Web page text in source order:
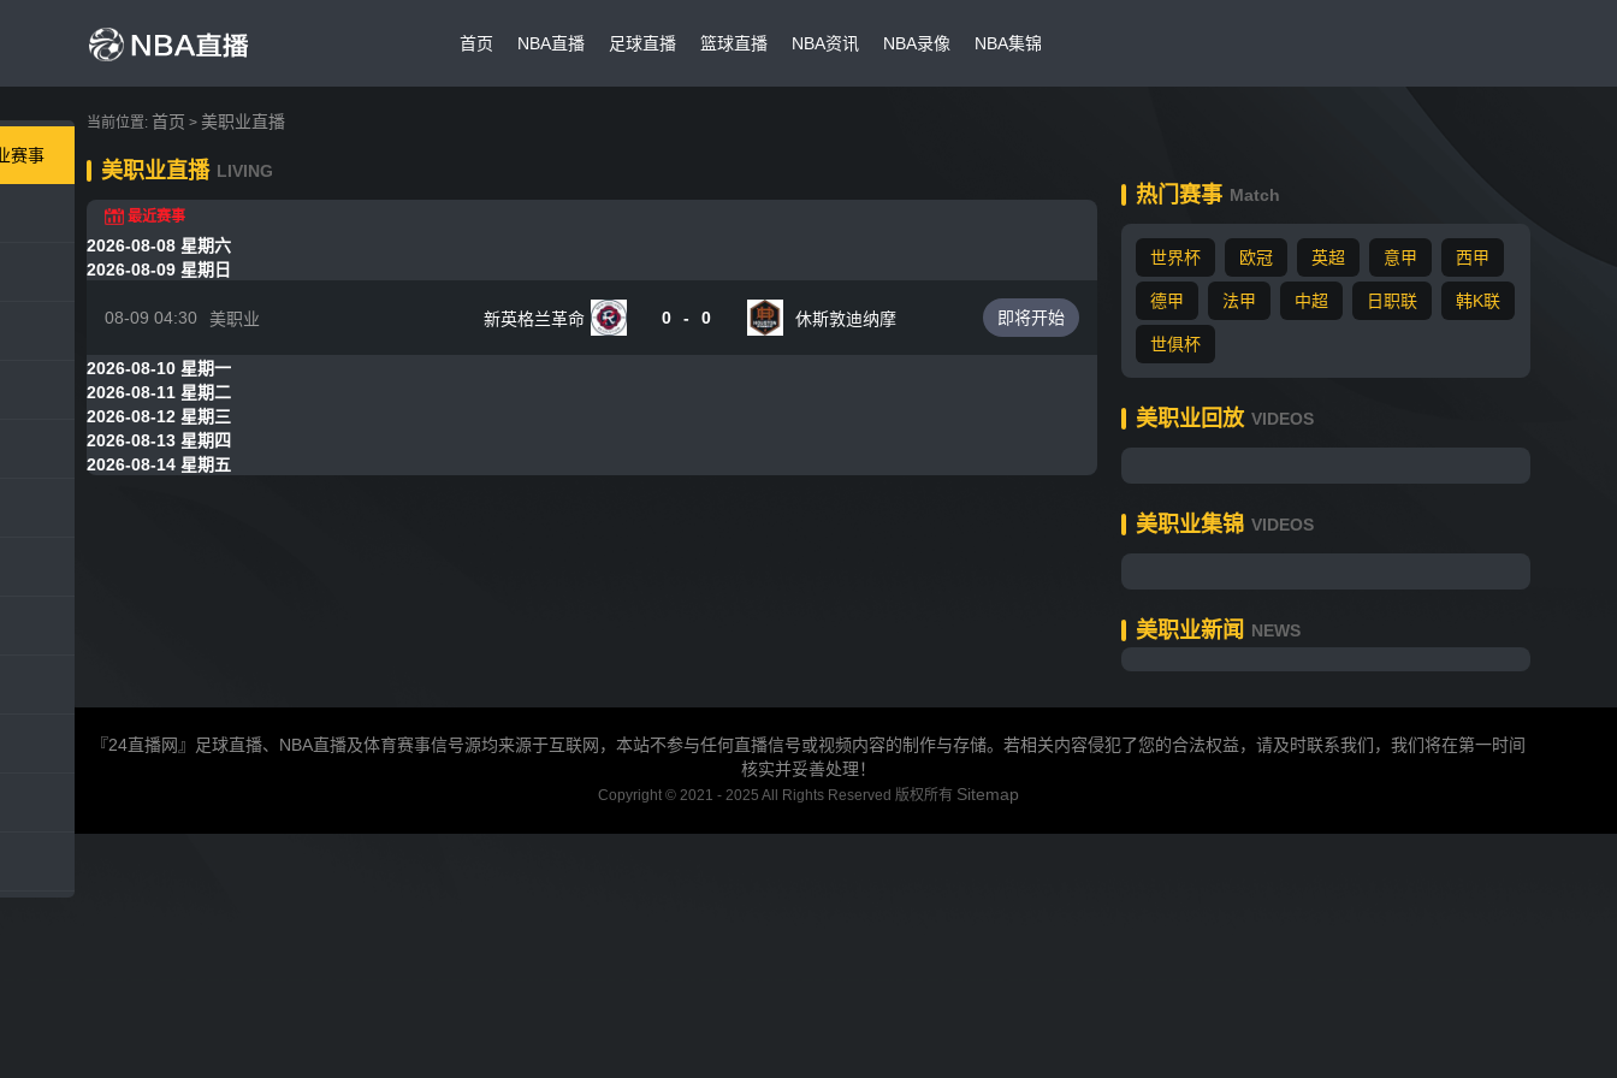
首页 NBA直播 足球直播 篮球直播 NBA资讯 NBA录像 NBA集锦
当前位置: 首页 > 美职业直播
赛事
美职业直播 LIVING
最近赛事
2026-08-08 星期六
2026-08-09 星期日
08-09 04:30 美职业 新英格兰革命 0 - 0 休斯敦迪纳摩 即将开始
2026-08-10 星期一
2026-08-11 星期二
2026-08-12 星期三
2026-08-13 星期四
2026-08-14 星期五
热门赛事 Match
世界杯 欧冠 英超 意甲 西甲
德甲 法甲 中超 日职联 韩K联
世俱杯
美职业回放 VIDEOS
美职业集锦 VIDEOS
美职业新闻 NEWS
『24直播网』足球直播、NBA直播及体育赛事信号源均来源于互联网，本站不参与任何直播信号或视频内容的制作与存储。若相关内容侵犯了您的合法权益，请及时联系我们，我们将在第一时间
核实并妥善处理！
Copyright © 2021 - 2025 All Rights Reserved 版权所有 Sitemap